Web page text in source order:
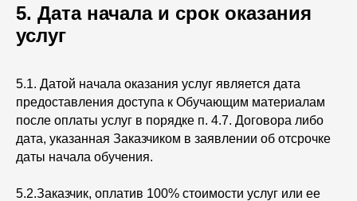
5. Дата начала и срок оказания
услуг
5.1. Датой начала оказания услуг является дата
предоставления доступа к Обучающим материалам
после оплаты услуг в порядке п. 4.7. Договора либо
дата, указанная Заказчиком в заявлении об отсрочке
даты начала обучения.
5.2.Заказчик, оплатив 100% стоимости услуг или ее